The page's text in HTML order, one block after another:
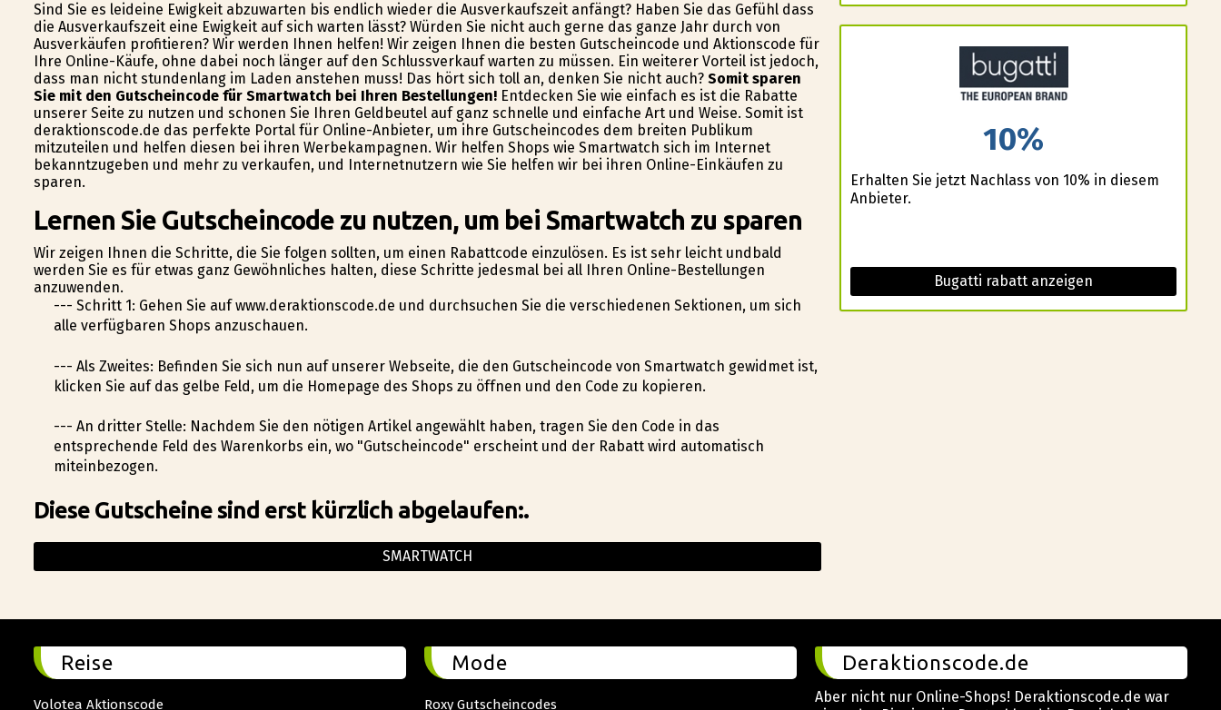
Sind Sie es leideine Ewigkeit abzuwarten bis endlich wieder die Ausverkaufszeit anfängt? Haben Sie das Gefühl dass
die Ausverkaufszeit eine Ewigkeit auf sich warten lässt? Würden Sie nicht auch gerne das ganze Jahr durch von
Ausverkäufen profitieren? Wir werden Ihnen helfen! Wir zeigen Ihnen die besten Gutscheincode und Aktionscode für
Ihre Online-Käufe, ohne dabei noch länger auf den Schlussverkauf warten zu müssen. Ein weiterer Vorteil ist jedoch,
dass man nicht stundenlang im Laden anstehen muss! Das hört sich toll an, denken Sie nicht auch? Somit sparen
Sie mit den Gutscheincode für Smartwatch bei Ihren Bestellungen!Entdecken Sie wie einfach es ist die Rabatte
unserer Seite zu nutzen und schonen Sie Ihren Geldbeutel auf ganz schnelle und einfache Art und Weise. Somit ist
deraktionscode.de das perfekte Portal für Online-Anbieter, um ihre Gutscheincodes dem breiten Publikum
mitzuteilen und helfen diesen bei ihren Werbekampagnen. Wir helfen Shops wie Smartwatch sich im Internet
bekanntzugeben und mehr zu verkaufen, und Internetnutzern wie Sie helfen wir bei ihren Online-Einkäufen zu
sparen.
Lernen Sie Gutscheincode zu nutzen, um bei Smartwatch zu sparen
Wir zeigen Ihnen die Schritte, die Sie folgen sollten, um einen Rabattcode einzulösen. Es ist sehr leicht undbald
werden Sie es für etwas ganz Gewöhnliches halten, diese Schritte jedesmal bei all Ihren Online-Bestellungen
anzuwenden.
--- Schritt 1: Gehen Sie auf www.deraktionscode.de und durchsuchen Sie die verschiedenen Sektionen, um sich
alle verfügbaren Shops anzuschauen.
--- Als Zweites: Befinden Sie sich nun auf unserer Webseite, die den Gutscheincode von Smartwatch gewidmet ist,
klicken Sie auf das gelbe Feld, um die Homepage des Shops zu öffnen und den Code zu kopieren.
--- An dritter Stelle: Nachdem Sie den nötigen Artikel angewählt haben, tragen Sie den Code in das
entsprechende Feld des Warenkorbs ein, wo "Gutscheincode" erscheint und der Rabatt wird automatisch
miteinbezogen.
Diese Gutscheine sind erst kürzlich abgelaufen:.
SMARTWATCH
10%
Erhalten Sie jetzt Nachlass von 10% in diesem
Anbieter.
Bugatti rabatt anzeigen
Reise
Volotea Aktionscode
Mode
Roxy Gutscheincodes
Deraktionscode.de
Aber nicht nur Online-Shops! Deraktionscode.de war